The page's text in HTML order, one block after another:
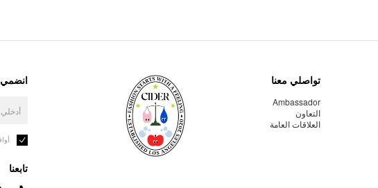
تواصلي معنا
Ambassador
التعاون
العلاقات العامة
انضمي
تابعنا